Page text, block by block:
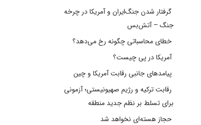
گرفتار شدن جنگ‌ایران و آمریکا در چرخه
جنگ – آتش‌بس
خطای محاسباتی چگونه رخ می‌دهد؟
آمریکا در پی چیست؟
پیامدهای جانبی رقابت آمریکا و چین
رقابت ترکیه و رژیم صهیونیستی؛ آزمونی
برای تسلط بر نظم جدید منطقه
حجاز هسته‌ای نخواهد شد